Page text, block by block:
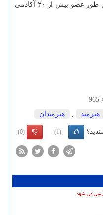
«آکادمی امپریال هنر روسیه» و همین طور عضو بیش از ۲۰ آکادمی
965
هنرمند هنرمندان
(1)
(0)
می شود